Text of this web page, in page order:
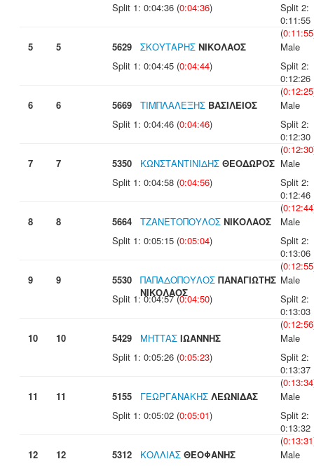
Split 1: 0:04:36 (0:04:36)
Split 2:
0:11:55
(0:11:55
5
5 5629 ΣΚΟΥΤΑΡΗΣ ΝΙΚΟΛΑΟΣ
Male
Split 1: 0:04:45 (0:04:44)
Split 2:
0:12:26
(0:12:25
6
6 5669 ΤΙΜΠΛΑΛΕΞΗΣ ΒΑΣΙΛΕΙΟΣ
Male
Split 1: 0:04:46 (0:04:46)
Split 2:
0:12:30
(0:12:30
7
7 5350 ΚΩΝΣΤΑΝΤΙΝΙΔΗΣ ΘΕΟΔΩΡΟΣ Male
Split 1: 0:04:58 (0:04:56)
Split 2:
0:12:46
(0:12:44
8
8 5664 ΤΖΑΝΕΤΟΠΟΥΛΟΣ ΝΙΚΟΛΑΟΣ
Male
Split 1: 0:05:15 (0:05:04)
Split 2:
0:13:06
(0:12:55
9
9 5530 ΠΑΠΑΔΟΠΟΥΛΟΣ ΠΑΝΑΓΙΩΤΗΣ
ΝΙΚΟΛΑΟΣ
Male
Split 1: 0:04:57 (0:04:50)
Split 2:
0:13:03
(0:12:56
10
10 5429 ΜΗΤΤΑΣ ΙΩΑΝΝΗΣ
Male
Split 1: 0:05:26 (0:05:23)
Split 2:
0:13:37
(0:13:34
11
11 5155 ΓΕΩΡΓΑΝΑΚΗΣ ΛΕΩΝΙΔΑΣ
Male
Split 1: 0:05:02 (0:05:01)
Split 2:
0:13:32
(0:13:31
12
12 5312 ΚΟΛΛΙΑΣ ΘΕΟΦΑΝΗΣ
Male